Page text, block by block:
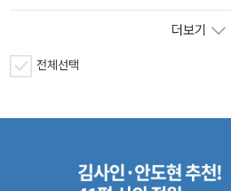
더보기
전체선택